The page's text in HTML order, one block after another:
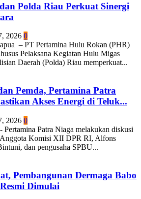
Polda Riau Perkuat Sinergi
2026 0
– PT Pertamina Hulu Rokan (PHR)
Pelaksana Kegiatan Hulu Migas
Daerah (Polda) Riau memperkuat...
Pemda, Pertamina Patra
Akses Energi di Teluk...
2026 0
Patra Niaga melakukan diskusi
Anggota Komisi XII DPR RI, Alfons
dan pengusaha SPBU...
Pembangunan Dermaga Babo
Dimulai